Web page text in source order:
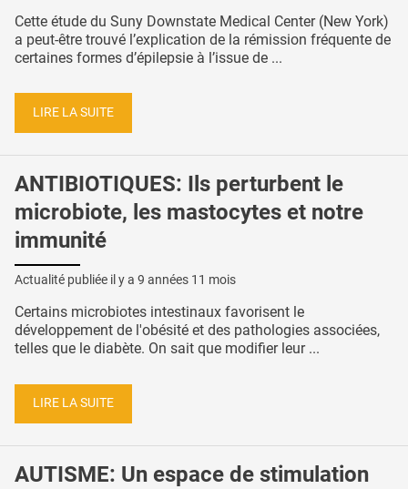
Cette étude du Suny Downstate Medical Center (New York)
a peut-être trouvé l’explication de la rémission fréquente de
certaines formes d’épilepsie à l’issue de ...
LIRE LA SUITE
ANTIBIOTIQUES: Ils perturbent le
microbiote, les mastocytes et notre
immunité
Actualité publiée il y a 9 années 11 mois
Certains microbiotes intestinaux favorisent le
développement de l'obésité et des pathologies associées,
telles que le diabète. On sait que modifier leur ...
LIRE LA SUITE
AUTISME: Un espace de stimulation